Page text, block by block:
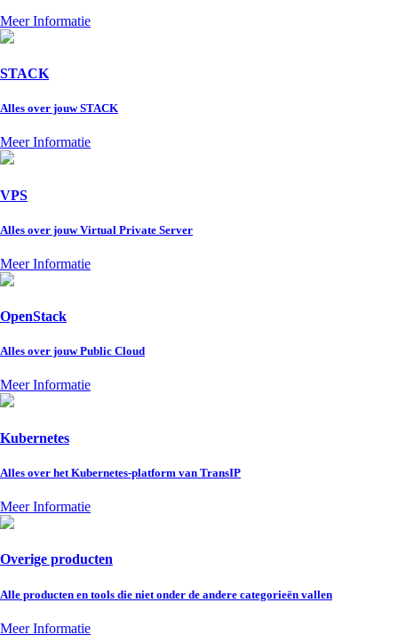
Meer Informatie
STACK
Alles over jouw STACK
Meer Informatie
VPS
Alles over jouw Virtual Private Server
Meer Informatie
OpenStack
Alles over jouw Public Cloud
Meer Informatie
Kubernetes
Alles over het Kubernetes-platform van TransIP
Meer Informatie
Overige producten
Alle producten en tools die niet onder de andere categorieën vallen
Meer Informatie